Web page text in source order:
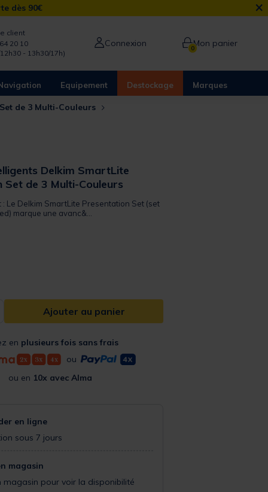
dès 90€ ×
client
20 10
- 13h30/17h)
Connexion 0Mon panier
Equipement Destockage Marques
de 3 Multi-Couleurs
Delkim SmartLite
Set de 3 Multi-Couleurs
: Le Delkim SmartLite Presentation Set (set
marque une avanc&...
Ajouter au panier
en plusieurs fois sans frais
ou
ou en 10x avec Alma
en ligne
sous 7 jours
magasin
magasin pour voir la disponibilité